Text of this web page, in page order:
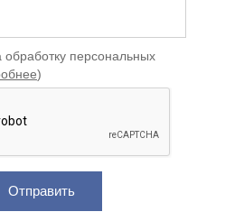
обработку персональных
)